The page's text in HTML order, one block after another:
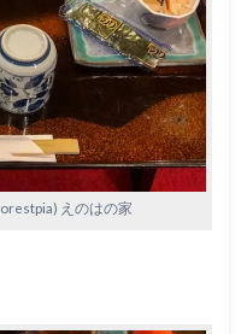
えのはの家